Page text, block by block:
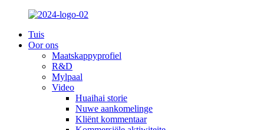
Tuis
Oor ons
Maatskappyprofiel
R&D
Mylpaal
Video
Huaihai storie
Nuwe aankomelinge
Kliënt kommentaar